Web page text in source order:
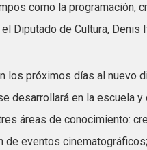
como la programación,
Diputado de Cultura, Denis
los próximos días al nuevo
desarrollará en la escuela
áreas de conocimiento:
de eventos